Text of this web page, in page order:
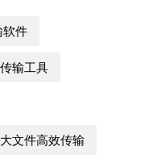
软件
输工具
大文件高效传输